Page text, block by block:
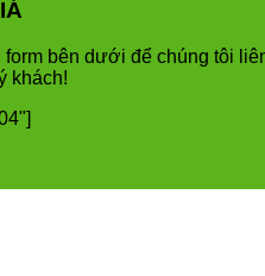
form bên dưới để chúng tôi liê
khách!